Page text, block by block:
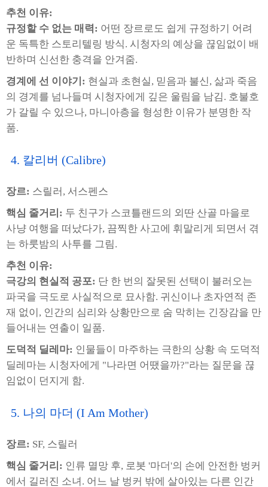
추천 이유:
규정할 수 없는 매력: 어떤 장르로도 쉽게 규정하기 어려
운 독특한 스토리텔링 방식. 시청자의 예상을 끊임없이 배
반하며 신선한 충격을 안겨줌.
경계에 선 이야기: 현실과 초현실, 믿음과 불신, 삶과 죽음
의 경계를 넘나들며 시청자에게 깊은 울림을 남김. 호불호
가 갈릴 수 있으나, 마니아층을 형성한 이유가 분명한 작
품.
4. 칼리버 (Calibre)
장르: 스릴러, 서스펜스
핵심 줄거리: 두 친구가 스코틀랜드의 외딴 산골 마을로
사냥 여행을 떠났다가, 끔찍한 사고에 휘말리게 되면서 겪
는 하룻밤의 사투를 그림.
추천 이유:
극강의 현실적 공포: 단 한 번의 잘못된 선택이 불러오는
파국을 극도로 사실적으로 묘사함. 귀신이나 초자연적 존
재 없이, 인간의 심리와 상황만으로 숨 막히는 긴장감을 만
들어내는 연출이 일품.
도덕적 딜레마: 인물들이 마주하는 극한의 상황 속 도덕적
딜레마는 시청자에게 "나라면 어땠을까?"라는 질문을 끊
임없이 던지게 함.
5. 나의 마더 (I Am Mother)
장르: SF, 스릴러
핵심 줄거리: 인류 멸망 후, 로봇 '마더'의 손에 안전한 벙커
에서 길러진 소녀. 어느 날 벙커 밖에 살아있는 다른 인간